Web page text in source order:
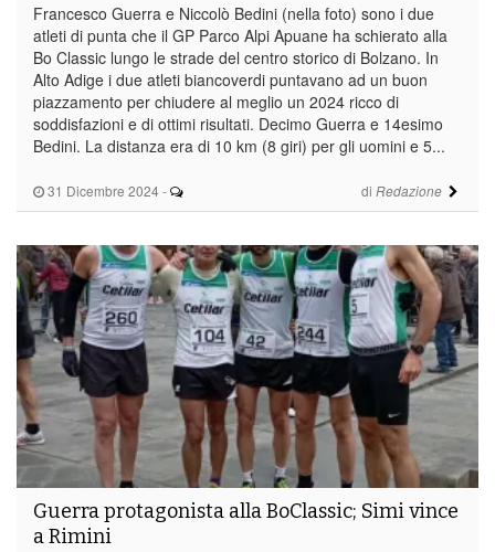
31 Dicembre 2024 - di Redazione
Francesco Guerra e Niccolò Bedini (nella foto) sono i due
atleti di punta che il GP Parco Alpi Apuane ha schierato alla
Bo Classic lungo le strade del centro storico di Bolzano. In
Alto Adige i due atleti biancoverdi puntavano ad un buon
piazzamento per chiudere al meglio un 2024 ricco di
soddisfazioni e di ottimi risultati. Decimo Guerra e 14esimo
Bedini. La distanza era di 10 km (8 giri) per gli uomini e 5...
Guerra protagonista alla BoClassic; Simi vince
a Rimini